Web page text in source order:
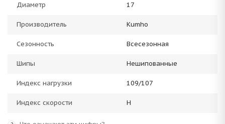
Диаметр 17
Производитель Kumho
Сезонность Всесезонная
Шипы Нешипованные
Индекс нагрузки 109/107
Индекс скорости H